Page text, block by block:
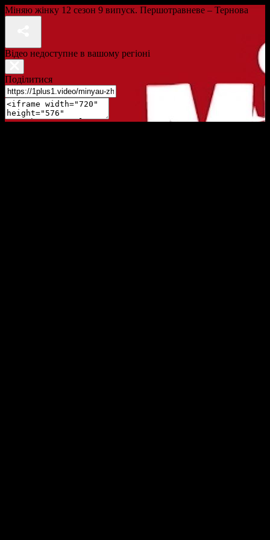
Міняю жінку 12 сезон 9 випуск. Першотравневе – Тернова
Відео недоступне в вашому регіоні
Поділитися